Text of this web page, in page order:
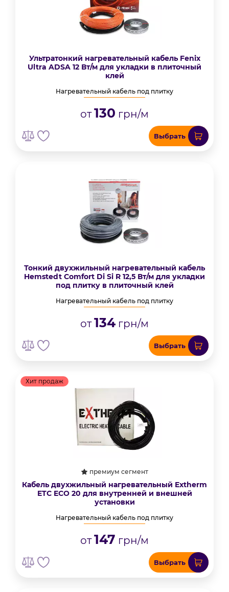
Ультратонкий нагревательный кабель Fenix
Ultra ADSA 12 Вт/м для укладки в плиточный
клей
Нагревательный кабель под плитку
от130 грн/м
Выбрать
Тонкий двухжильный нагревательный кабель
Hemstedt Comfort Di Si R 12,5 Вт/м для укладки
под плитку в плиточный клей
Нагревательный кабель под плитку
от134 грн/м
Выбрать
Хит продаж
премиум сегмент
Кабель двухжильный нагревательный Extherm
ETС ECO 20 для внутренней и внешней
установки
Нагревательный кабель под плитку
от147 грн/м
Выбрать